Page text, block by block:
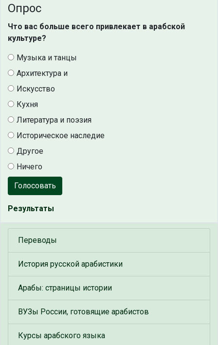
Опрос
Что вас больше всего привлекает в арабской
культуре?
Музыка и танцы
Архитектура и
Искусство
Кухня
Литература и поэзия
Историческое наследие
Другое
Ничего
Голосовать
Результаты
Переводы
История русской арабистики
Арабы: страницы истории
ВУЗы России, готовящие арабистов
Курсы арабского языка